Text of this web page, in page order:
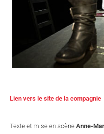
Lien vers le site de la compagnie
Texte et mise en scène Anne-